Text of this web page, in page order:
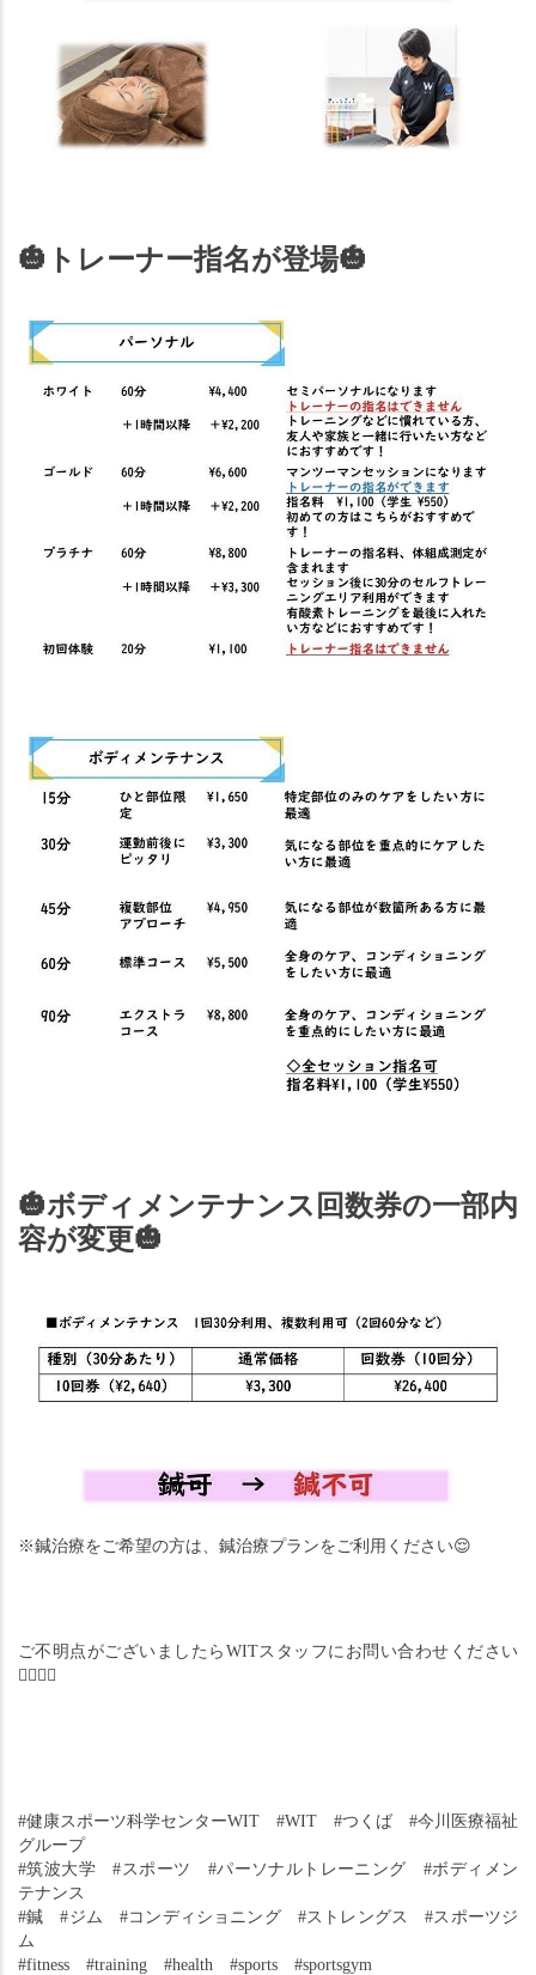
🎃 トレーナー指名が登場🎃
🎃ボディメンテナンス回数券の一部内
容が変更🎃
※鍼治療をご希望の方は、鍼治療プランをご利用ください😌
ご不明点がございましたらWITスタッフにお問い合わせください
🙇‍♂️🙇‍♀️
#健康スポーツ科学センターWIT　#WIT　#つくば　#今川医療福祉
グループ
#筑波大学　#スポーツ　#パーソナルトレーニング　#ボディメン
テナンス
#鍼　#ジム　#コンディショニング　#ストレングス　#スポーツジ
ム
#fitness　#training　#health　#sports　#sportsgym